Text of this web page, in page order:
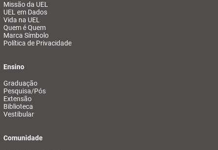
Missão da UEL
UEL em Dados
Vida na UEL
Quem é Quem
Marca Símbolo
Política de Privacidade
Ensino
Graduação
Pesquisa/Pós
Extensão
Biblioteca
Vestibular
Comunidade